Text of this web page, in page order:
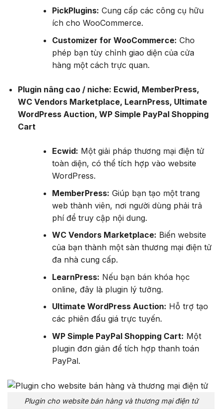
PickPlugins: Cung cấp các công cụ hữu
ích cho WooCommerce.
Customizer for WooCommerce: Cho
phép bạn tùy chỉnh giao diện của cửa
hàng một cách trực quan.
Plugin nâng cao / niche: Ecwid, MemberPress,
WC Vendors Marketplace, LearnPress, Ultimate
WordPress Auction, WP Simple PayPal Shopping
Cart
Ecwid: Một giải pháp thương mại điện tử
toàn diện, có thể tích hợp vào website
WordPress.
MemberPress: Giúp bạn tạo một trang
web thành viên, nơi người dùng phải trả
phí để truy cập nội dung.
WC Vendors Marketplace: Biến website
của bạn thành một sàn thương mại điện tử
đa nhà cung cấp.
LearnPress: Nếu bạn bán khóa học
online, đây là plugin lý tưởng.
Ultimate WordPress Auction: Hỗ trợ tạo
các phiên đấu giá trực tuyến.
WP Simple PayPal Shopping Cart: Một
plugin đơn giản để tích hợp thanh toán
PayPal.
Plugin cho website bán hàng và thương mại điện tử